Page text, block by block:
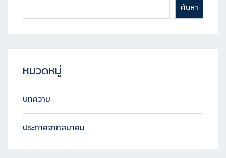
ค้นหา
หมวดหมู่
บทความ
ประกาศจากสมาคม